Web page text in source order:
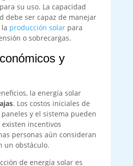
su uso. La capacidad
debe ser capaz de manejar
producción solarpara
o sobrecargas.
y
la energía solar
. Los costos iniciales de
y el sistema pueden
incentivos
personas aún consideran
un obstáculo.
de energía solar es